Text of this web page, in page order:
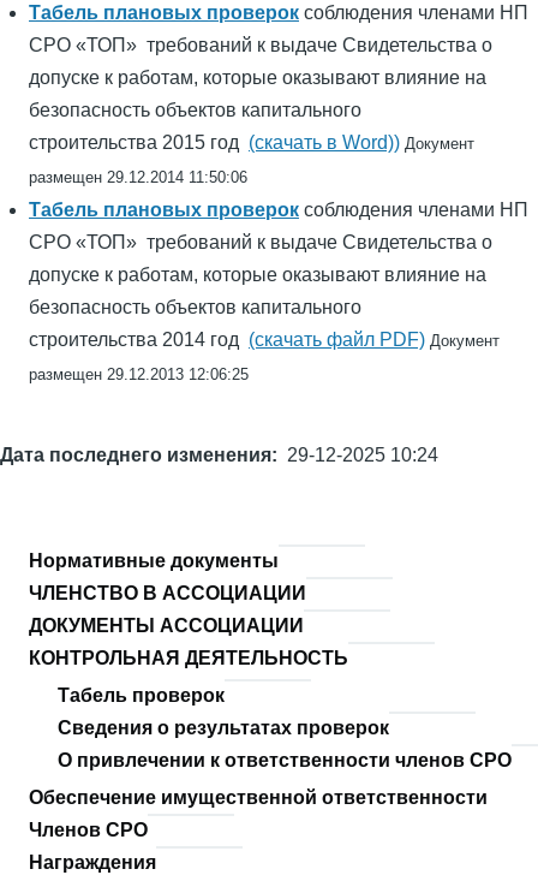
Табель плановых проверок соблюдения членами НП
СРО «ТОП» требований к выдаче Свидетельства о
допуске к работам, которые оказывают влияние на
безопасность объектов капитального
строительства 2015 год (скачать в Word)) Документ
размещен 29.12.2014 11:50:06
Табель плановых проверок соблюдения членами НП
СРО «ТОП» требований к выдаче Свидетельства о
допуске к работам, которые оказывают влияние на
безопасность объектов капитального
строительства 2014 год (скачать файл PDF) Документ
размещен 29.12.2013 12:06:25
Дата последнего изменения 29-12-2025 10:24
Основная
навигация
Нормативные документы
ЧЛЕНСТВО В АССОЦИАЦИИ
ДОКУМЕНТЫ АССОЦИАЦИИ
КОНТРОЛЬНАЯ ДЕЯТЕЛЬНОСТЬ
Табель проверок
Сведения о результатах проверок
О привлечении к ответственности членов СРО
Обеспечение имущественной ответственности
Членов СРО
Награждения